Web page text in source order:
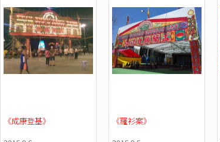
《成康登基》
《羅衫案》